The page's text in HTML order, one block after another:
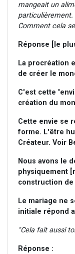
mangeait un
particulièrement.
Comment cela
Réponse [le
La procréation
de créer le
C'est cette
création du
Cette envie se
forme. L'être
Créateur. Voir
Nous avons le
physiquement
construction
Le mariage ne
initiale répond
"Cela fait aussi
Réponse :